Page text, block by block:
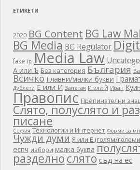
ЕТИКЕТИ
2020 BG Content BG Law
BG Media BG Regulator
fake ip Media Law
А или Ъ Без категория България
Всичко Главни/малки букви
Дублети Е или И Запетая И или Й Иран
Правопис Препинателни
Слято, полуслято и
писане
София Технологии и Интернет Форми за
Чужди думи Я или Е (голям/
еспч избори малка буква
разделнослято съд на ес